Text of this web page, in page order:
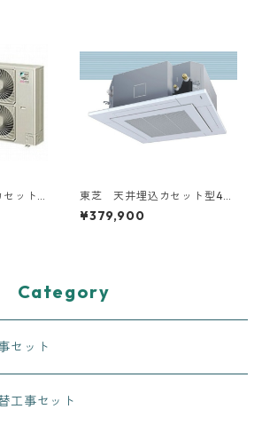
ット
イン2
東芝 天井埋込カセット型4方
向 1.5～6馬力
¥379,900
Category
セット
工事セット